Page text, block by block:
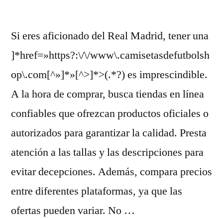
Si eres aficionado del Real Madrid, tener una
]*href=»https?:\/\/www\.camisetasdefutbolsh
op\.com[^»]*»[^>]*>(.*?) es imprescindible.
A la hora de comprar, busca tiendas en línea
confiables que ofrezcan productos oficiales o
autorizados para garantizar la calidad. Presta
atención a las tallas y las descripciones para
evitar decepciones. Además, compara precios
entre diferentes plataformas, ya que las
ofertas pueden variar. No …